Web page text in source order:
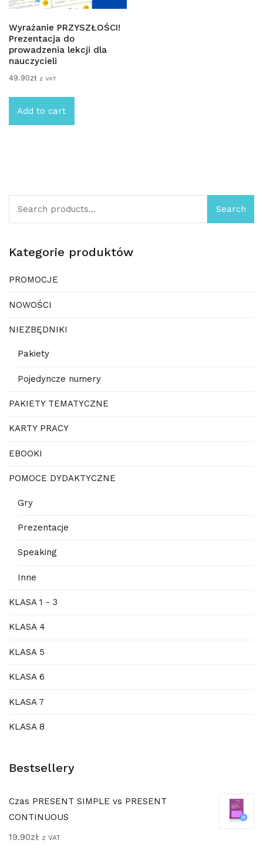
Wyrażanie PRZYSZŁOŚCI!
Prezentacja do
prowadzenia lekcji dla
nauczycieli
49.90zł z VAT
Add to cart
Search
Kategorie produktów
PROMOCJE
NOWOŚCI
NIEZBĘDNIKI
Pakiety
Pojedyncze numery
PAKIETY TEMATYCZNE
KARTY PRACY
EBOOKI
POMOCE DYDAKTYCZNE
Gry
Prezentacje
Speaking
Inne
KLASA 1 - 3
KLASA 4
KLASA 5
KLASA 6
KLASA 7
KLASA 8
Bestsellery
Czas PRESENT SIMPLE vs PRESENT
CONTINUOUS
19.90zł z VAT